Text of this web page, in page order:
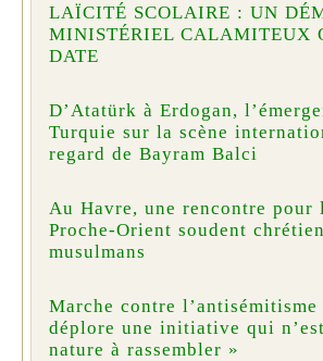
LAÏCITÉ SCOLAIRE : UN
MINISTÉRIEL CALAMITEUX
DATE
D’Atatürk à Erdogan,
Turquie sur la scène
regard de Bayram Balci
Au Havre, une rencontre pour
Proche-Orient soudent
musulmans
Marche contre
déplore une initiative qui
nature à rassembler »